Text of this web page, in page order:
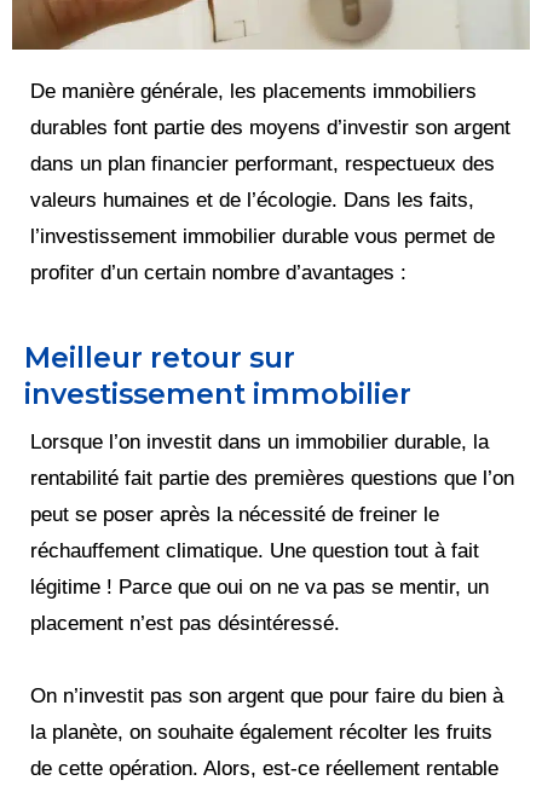
De manière générale, les placements immobiliers
durables font partie des moyens d’investir son argent
dans un plan financier performant, respectueux des
valeurs humaines et de l’écologie. Dans les faits,
l’investissement immobilier durable vous permet de
profiter d’un certain nombre d’avantages :
Meilleur retour sur
investissement immobilier
Lorsque l’on investit dans un immobilier durable, la
rentabilité fait partie des premières questions que l’on
peut se poser après la nécessité de freiner le
réchauffement climatique. Une question tout à fait
légitime ! Parce que oui on ne va pas se mentir, un
placement n’est pas désintéressé.
On n’investit pas son argent que pour faire du bien à
la planète, on souhaite également récolter les fruits
de cette opération. Alors, est-ce réellement rentable